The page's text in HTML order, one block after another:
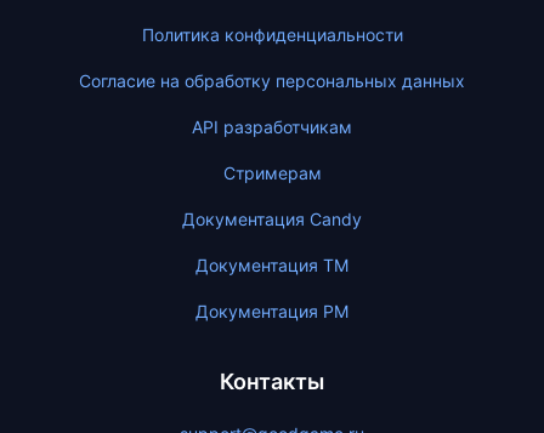
Политика конфиденциальности
Согласие на обработку персональных данных
API разработчикам
Стримерам
Документация Candy
Документация ТМ
Документация PM
Контакты